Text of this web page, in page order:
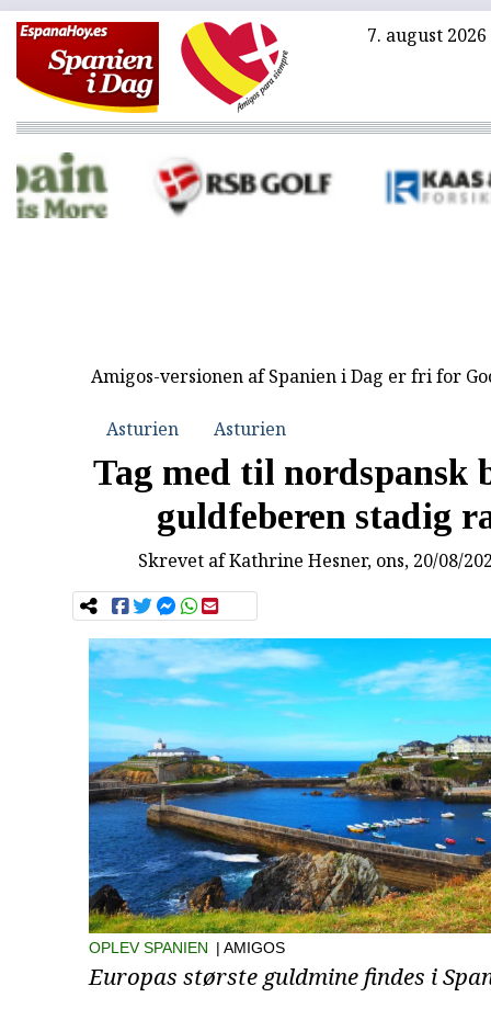
7. august 2026
Amigos-versionen af Spanien i Dag er fri for
Asturien Asturien
Tag med til nordspansk
guldfeberen stadig
Skrevet afKathrine Hesner, ons, 20/08/
OPLEV SPANIEN | AMIGOS
Europas største guldmine findes i